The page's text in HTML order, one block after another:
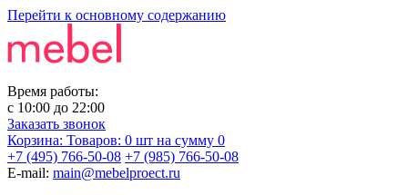
Перейти к основному содержанию
Время работы:
с 10:00 до 22:00
Заказать звонок
Корзина: Товаров: 0 шт на сумму 0
+7 (495) 766-50-08 +7 (985) 766-50-08
E-mail: main@mebelproect.ru